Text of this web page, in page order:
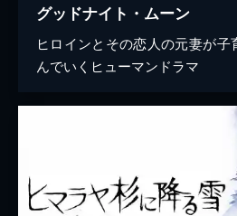
グッドナイト・ムーン
ヒロインとその恋人の元妻が
んでいくヒューマンドラマ